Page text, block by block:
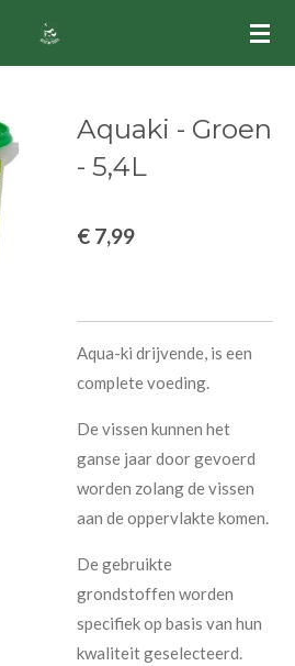
Aquaki - Groen
- 5,4L
€ 7,99
Aqua-ki drijvende, is een
complete voeding.
De vissen kunnen het
ganse jaar door gevoerd
worden zolang de vissen
aan de oppervlakte komen.
De gebruikte
grondstoffen worden
specifiek op basis van hun
kwaliteit geselecteerd.